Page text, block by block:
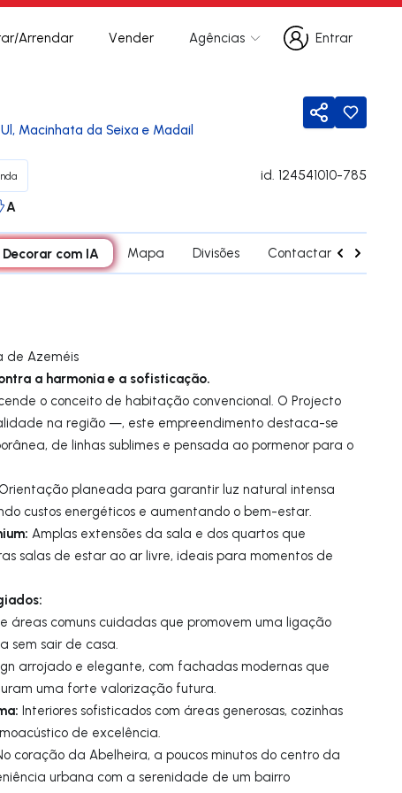
Arrendar Vender Agências
Entrar
Entrar
Macinhata da Seixa e Madail Partilhar
id. 124541010-785
A
Decorar com IA Mapa Divisões Contactar agente
de Azeméis
a harmonia e a sofisticação.
o conceito de habitação convencional. O Projecto
na região —, este empreendimento destaca-se
de linhas sublimes e pensada ao pormenor para o
Orientação planeada para garantir luz natural intensa
custos energéticos e aumentando o bem-estar.
Amplas extensões da sala e dos quartos que
salas de estar ao ar livre, ideais para momentos de
áreas comuns cuidadas que promovem uma ligação
sem sair de casa.
arrojado e elegante, com fachadas modernas que
uma forte valorização futura.
Interiores sofisticados com áreas generosas, cozinhas
de excelência.
coração da Abelheira, a poucos minutos do centro da
urbana com a serenidade de um bairro